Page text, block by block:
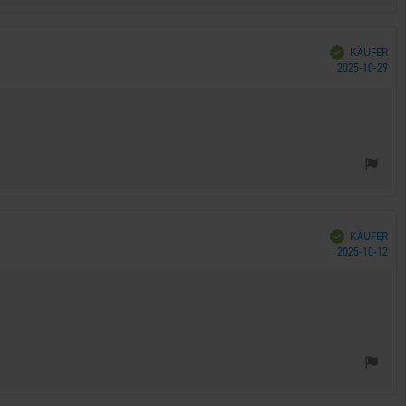
Verifiziert
KÄUFER
2025-10-29
Verifiziert
KÄUFER
2025-10-12